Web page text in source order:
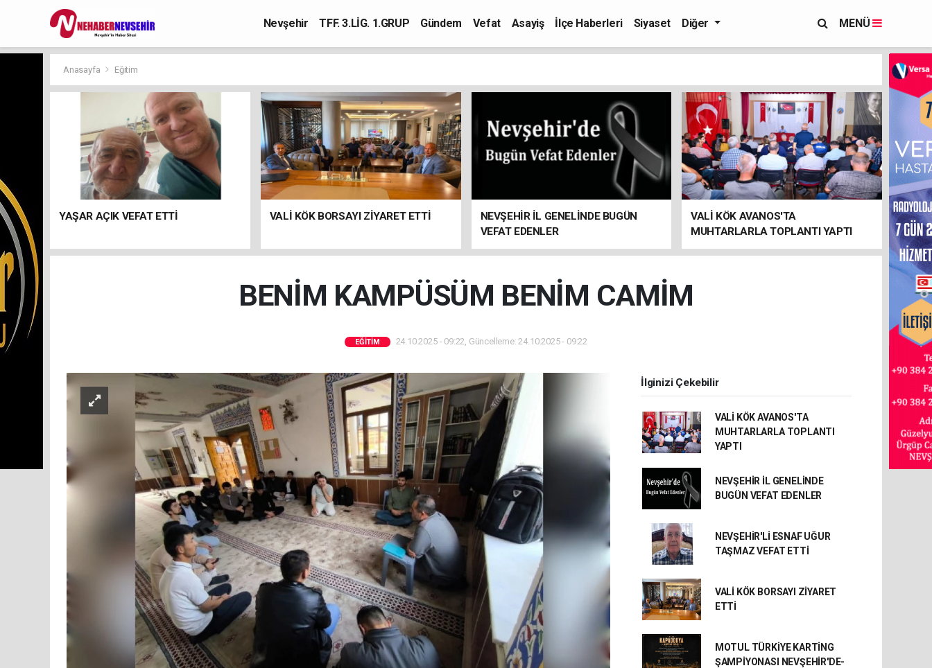
Nevşehir TFF. 3.LİG. 1.GRUP Gündem Vefat Asayiş İlçe Haberleri Siyaset Diğer MENÜ
Anasayfa Eğitim
YAŞAR AÇIK VEFAT ETTİ VALİ KÖK BORSAYI ZİYARET ETTİ
NEVŞEHİR İL GENELİNDE BUGÜN
VEFAT EDENLER
VALİ KÖK AVANOS'TA
MUHTARLARLA TOPLANTI YAPTI
BENİM KAMPÜSÜM BENİM CAMİM
EĞITIM 24.10.2025 - 09:22, Güncelleme: 24.10.2025 - 09:22
İlginizi Çekebilir
VALİ KÖK AVANOS'TA
MUHTARLARLA TOPLANTI
YAPTI
NEVŞEHİR İL GENELİNDE
BUGÜN VEFAT EDENLER
NEVŞEHİR'Lİ ESNAF UĞUR
TAŞMAZ VEFAT ETTİ
VALİ KÖK BORSAYI ZİYARET
ETTİ
MOTUL TÜRKİYE KARTİNG
ŞAMPİYONASI NEVŞEHİR'DE-